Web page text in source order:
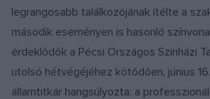
legrangosabb találkozójának ítélte a
második eseményen is hasonló
érdeklődők a Pécsi Országos Színházi
utolsó hétvégéjéhez kötődően, június
államtitkár hangsúlyozta: a